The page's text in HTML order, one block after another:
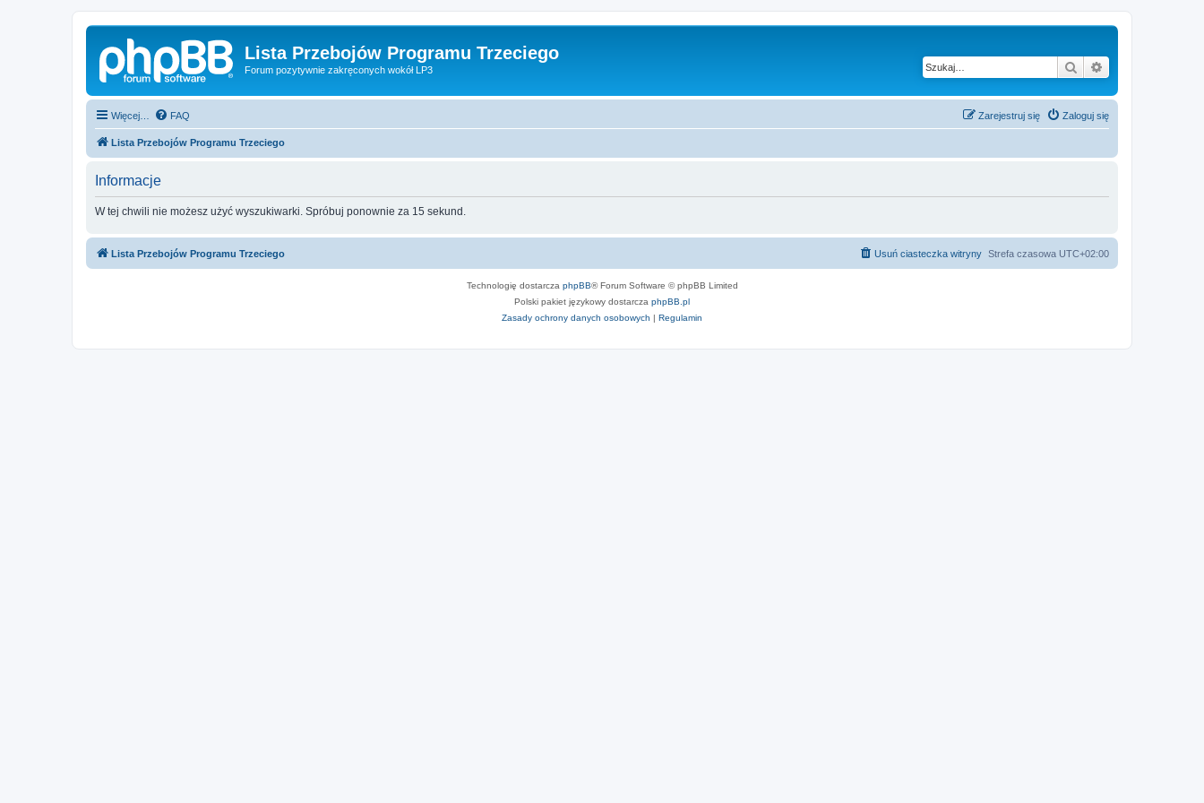
Lista Przebojów Programu Trzeciego
Forum pozytywnie zakręconych wokół LP3 Szukaj
Więcej… FAQ Zaloguj się
Zarejestruj się
Lista Przebojów Programu Trzeciego
Informacje
W tej chwili nie możesz użyć wyszukiwarki. Spróbuj ponownie za 15 sekund.
Lista Przebojów Programu Trzeciego Strefa czasowa UTC+02:00
Usuń ciasteczka witryny
Technologię dostarcza phpBB® Forum Software © phpBB Limited
Polski pakiet językowy dostarcza phpBB.pl
Zasady ochrony danych osobowych | Regulamin